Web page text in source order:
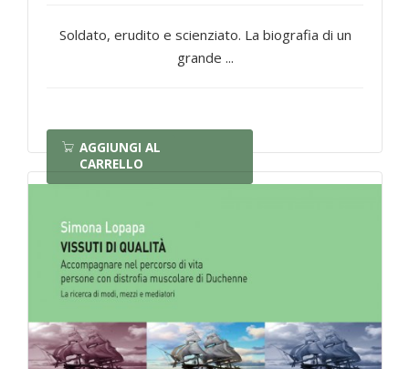
Soldato, erudito e scienziato. La biografia di un
grande ...
AGGIUNGI AL
CARRELLO